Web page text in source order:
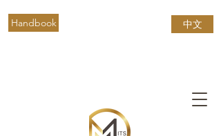
中文
Handbook